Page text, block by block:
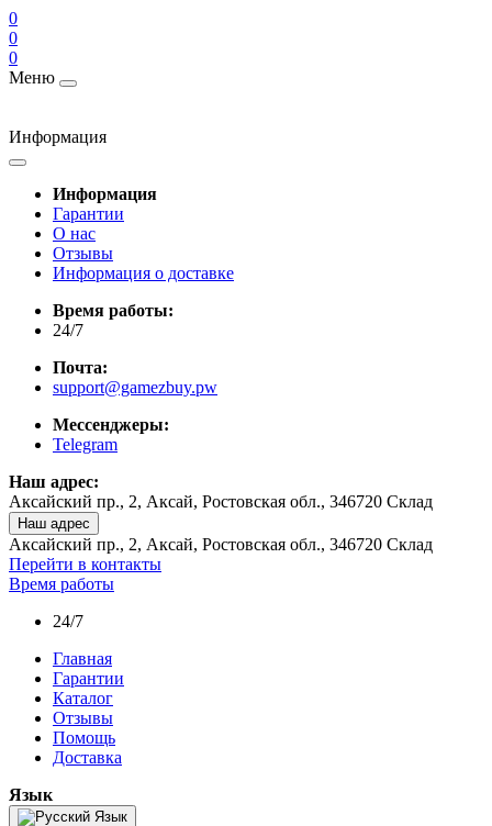
0
0
0
Меню
Информация
Информация
Гарантии
О нас
Отзывы
Информация о доставке
Время работы:
24/7
Почта:
support@gamezbuy.pw
Мессенджеры:
Telegram
Наш адрес:
Аксайский пр., 2, Аксай, Ростовская обл., 346720 Склад
Наш адрес
Аксайский пр., 2, Аксай, Ростовская обл., 346720 Склад
Перейти в контакты
Время работы
24/7
Главная
Гарантии
Каталог
Отзывы
Помощь
Доставка
Язык
Язык